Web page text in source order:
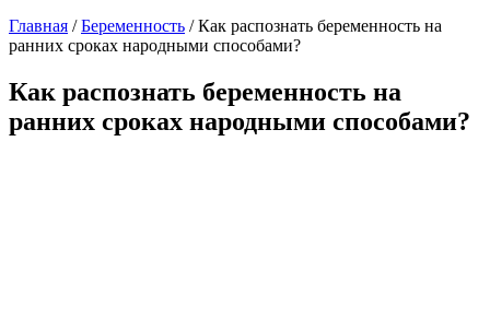
Главная / Беременность / Как распознать беременность на
ранних сроках народными способами?
Как распознать беременность на
ранних сроках народными способами?